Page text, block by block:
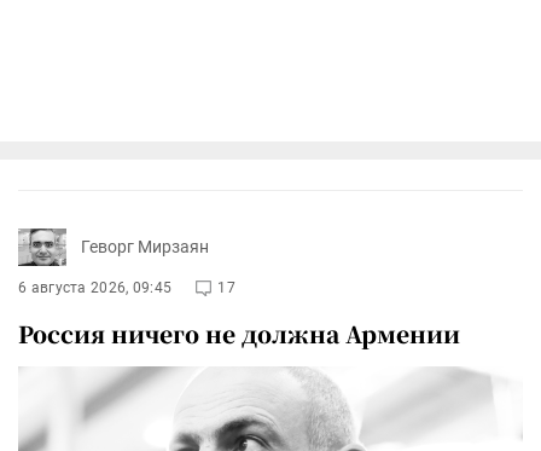
Геворг Мирзаян
6 августа 2026, 09:45 17
Россия ничего не должна Армении